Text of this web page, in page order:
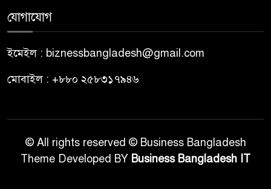
যোগাযোগ
ইমেইল : biznessbangladesh@gmail.com
মোবাইল : +৮৮০ ২৫৮৩১৭৯৪৬
© All rights reserved © Business Bangladesh
Theme Developed BY Business Bangladesh IT